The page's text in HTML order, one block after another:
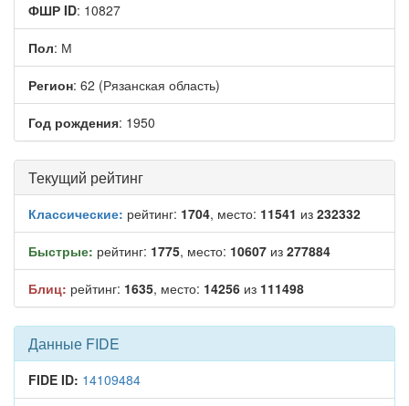
ФШР ID: 10827
Пол: М
Регион: 62 (Рязанская область)
Год рождения: 1950
Текущий рейтинг
Классические: рейтинг: 1704, место: 11541 из 232332
Быстрые: рейтинг: 1775, место: 10607 из 277884
Блиц: рейтинг: 1635, место: 14256 из 111498
Данные FIDE
FIDE ID: 14109484